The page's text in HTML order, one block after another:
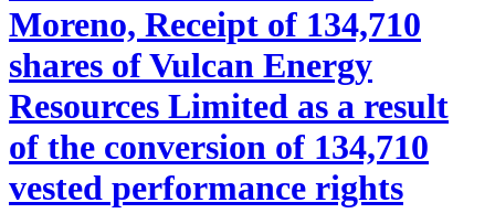
Moreno, Receipt of 134,710
shares of Vulcan Energy
Resources Limited as a result
of the conversion of 134,710
vested performance rights